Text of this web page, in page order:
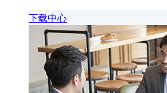
下载中心